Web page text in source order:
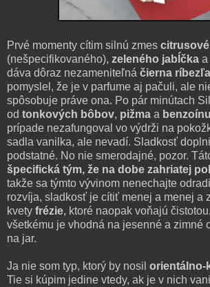
Prvé momenty cítim silnú zmes
(nešpecifikovaného), zeleného jabĺčka a
dáva dôraz nezameniteľná čierna ríbezľa
pomyslel, že je v parfume aj pačuli, ale
spôsobuje práve ona. Po pár minútach
od tonkových bôbov, pižma a benzoínu
prípade nezafungoval vo výdrži na
sadla vanilka, ale nevadí. Sladkosť
podstatné. No nie smerodajné, pozor.
špecifická tým, že na dobe zahriatej
takže sa týmto vývinom nenechajte
rozvíja, sladkosť je cítiť menej a menej a
kvety frézie, ktoré naopak voňajú
všetkému je vhodná na jesenné a zimné
na jar.
Ja nie som typ, ktorý by nosil orientálno-
Tie si kúpim jedine vtedy, ak je v nich